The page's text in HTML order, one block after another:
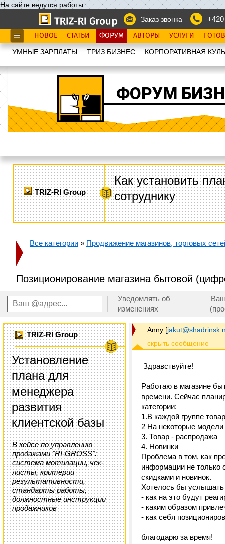
На сайте ведутся работы
Заказ звонка
НОВОЕ СТАТЬИ ФОРУМ АВТОРЫ УСЛУГИ
УМНЫЕ ЗАРПЛАТЫ ТРИЗ.БИЗНЕС КОРПОРАТИВНАЯ
ФОРУМ
TRIZ-RI Group
Как установить
сотруднику
Все категории » Продвижение магазинов, торговых
Позиционирование магазина бытовой
Уведомлять об
изменениях
TRIZ-RI Group
Установление
плана для
менеджера
развития
клиентской базы
В кейсе по управлению
продажами "RI-GROSS":
система мотивации, чек-
листы, критерии
результативности,
стандарты работы,
должностные инструкции
продажников
Anny [
Здравствуйте!
Работаю в магазине
времени. Сейчас
категории:
1.В каждой группе
2 На некоторые
3. Товар - распродажа
4. Новинки
Проблема в том, как
информации не только
скидками и новинок.
Хотелось бы
- как на это будут
- каким образом
- как себя
благодарю за время!